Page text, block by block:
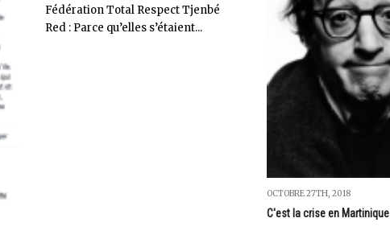
Fédération Total Respect Tjenbé
Red : Parce qu’elles s’étaient...
OCTOBRE 27TH, 2018
C'est la crise en Martinique